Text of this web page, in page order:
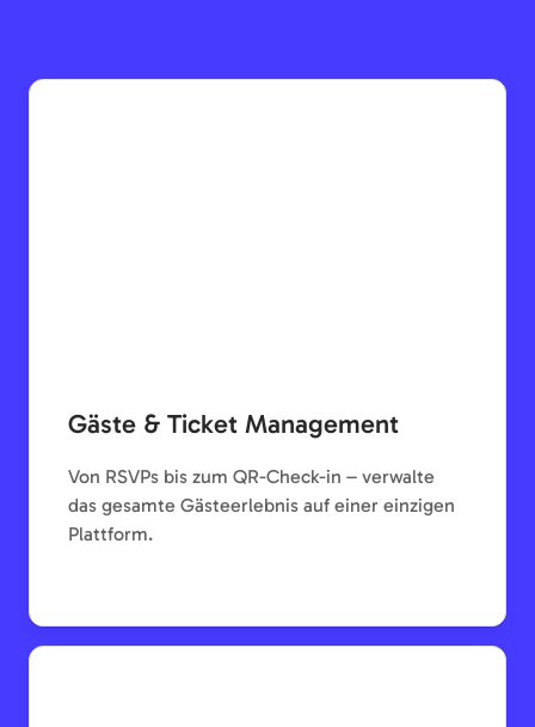
Gäste & Ticket Management
Von RSVPs bis zum QR-Check-in – verwalte
das gesamte Gästeerlebnis auf einer einzigen
Plattform.